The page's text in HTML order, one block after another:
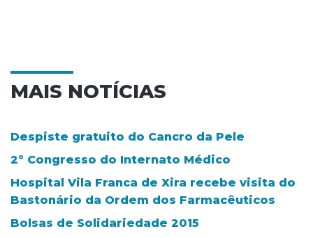
MAIS NOTÍCIAS
Despiste gratuito do Cancro da Pele
2º Congresso do Internato Médico
Hospital Vila Franca de Xira recebe visita do
Bastonário da Ordem dos Farmacêuticos
Bolsas de Solidariedade 2015